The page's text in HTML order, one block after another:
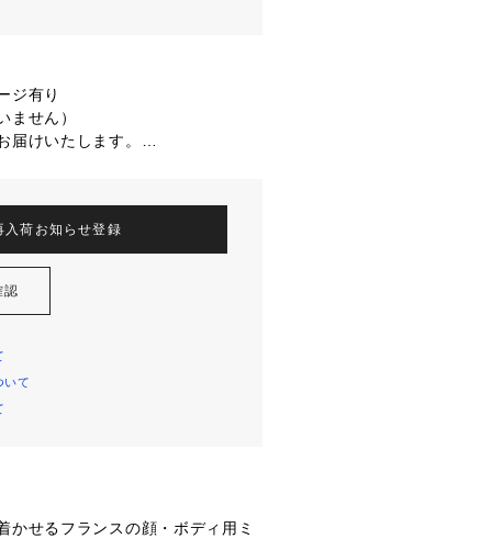
ジ有り
ません）
届けいたします。
入荷お知らせ登録
認
いて
かせるフランスの顔・ボディ用ミ